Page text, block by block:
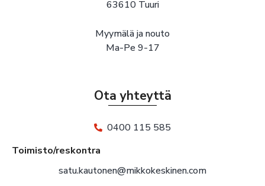
63610 Tuuri
Myymälä ja nouto
Ma-Pe 9-17
Ota yhteyttä
0400 115 585
Toimisto/reskontra
satu.kautonen@mikkokeskinen.com